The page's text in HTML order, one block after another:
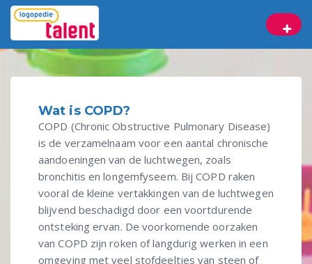
Wat is COPD?
COPD (Chronic Obstructive Pulmonary Disease)
is de verzamelnaam voor een aantal chronische
aandoeningen van de luchtwegen, zoals
bronchitis en longemfyseem. Bij COPD raken
vooral de kleine vertakkingen van de luchtwegen
blijvend beschadigd door een voortdurende
ontsteking ervan. De voorkomende oorzaken
van COPD zijn roken of langdurig werken in een
omgeving met veel stofdeeltjes van steen of